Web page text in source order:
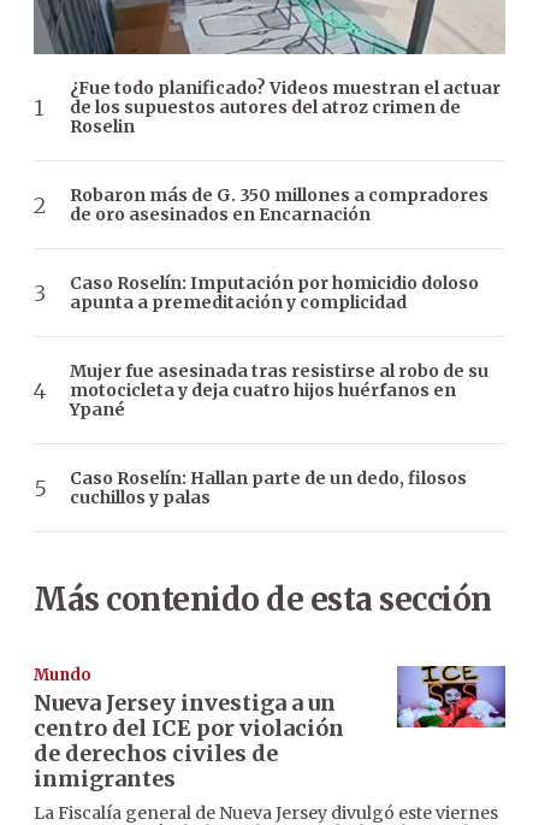
¿Fue todo planificado? Videos muestran el actuar
de los supuestos autores del atroz crimen de
Roselin
Robaron más de G. 350 millones a compradores
de oro asesinados en Encarnación
Caso Roselín: Imputación por homicidio doloso
apunta a premeditación y complicidad
Mujer fue asesinada tras resistirse al robo de su
motocicleta y deja cuatro hijos huérfanos en
Ypané
Caso Roselín: Hallan parte de un dedo, filosos
cuchillos y palas
Más contenido de esta sección
Mundo
Nueva Jersey investiga a un
centro del ICE por violación
de derechos civiles de
inmigrantes
La Fiscalía general de Nueva Jersey divulgó este viernes